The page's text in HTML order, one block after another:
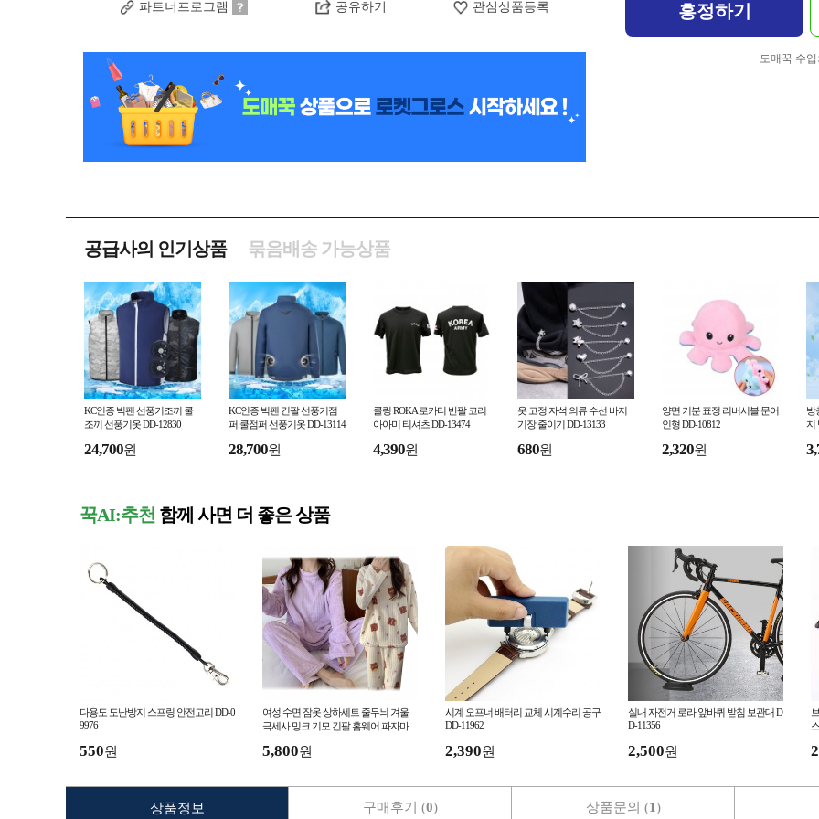
파트너프로그램 공유하기 관심상품등록 흥정하기
도매꾹 수
공급사의 인기상품 묶음배송 가능상품
KC인증 빅팬 선풍기조끼 쿨
조끼 선풍기옷 DD-12830
24,700원
KC인증 빅팬 긴팔 선풍기점
퍼 쿨점퍼 선풍기옷 DD-13114
28,700원
쿨링 ROKA 로카티 반팔 코리
아아미 티셔츠 DD-13474
4,390원
옷 고정 자석 의류 수선 바지
기장 줄이기 DD-13133
680원
양면 기분 표정 리버시블 문어
인형 DD-10812
2,320원
방
지
꾹AI:추천 함께 사면 더 좋은 상품
다용도 도난방지 스프링 안전고리 DD-0
9976
550원
여성 수면 잠옷 상하세트 줄무늬 겨울
극세사 밍크 기모 긴팔 홈웨어 파자마
5,800원
시계 오프너 배터리 교체 시계수리 공구
DD-11962
2,390원
실내 자전거 로라 앞바퀴 받침 보관대 D
D-11356
2,500원
상품정보 구매후기 (0) 상품문의 (1)